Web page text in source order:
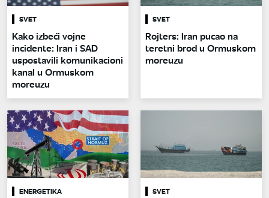
SVET
Kako izbeći vojne
incidente: Iran i SAD
uspostavili komunikacioni
kanal u Ormuskom
moreuzu
SVET
Rojters: Iran pucao na
teretni brod u Ormuskom
moreuzu
ENERGETIKA SVET